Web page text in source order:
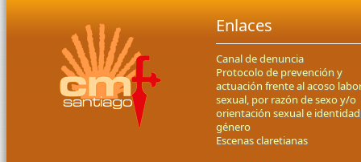
Enlaces
Canal de denuncia
Protocolo de prevención y
actuación frente al acoso
sexual, por razón de sexo y/o
orientación sexual e
género
Escenas claretianas